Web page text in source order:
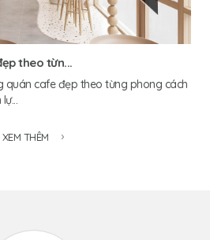
theo từn...
quán cafe đẹp theo từng phong cách
XEM THÊM